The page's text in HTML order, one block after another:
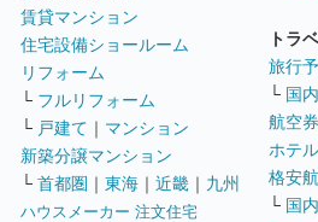
賃貸マンション
住宅設備ショールーム
リフォーム
└ フルリフォーム
└ 戸建て ｜ マンション
新築分譲マンション
└ 首都圏 ｜ 東海 ｜ 近畿 ｜ 九州
ハウスメーカー 注文住宅
トラ
旅行
└ 国
航空
ホテ
格安
└ 国